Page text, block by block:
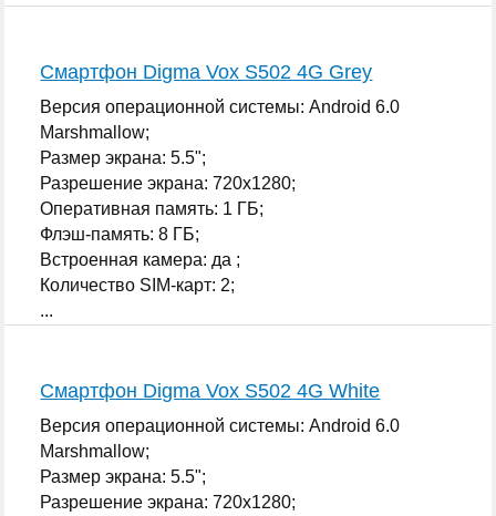
Смартфон Digma Vox S502 4G Grey
Версия операционной системы: Android 6.0
Marshmallow;
Размер экрана: 5.5";
Разрешение экрана: 720x1280;
Оперативная память: 1 ГБ;
Флэш-память: 8 ГБ;
Встроенная камера: да ;
Количество SIM-карт: 2;
...
Смартфон Digma Vox S502 4G White
Версия операционной системы: Android 6.0
Marshmallow;
Размер экрана: 5.5";
Разрешение экрана: 720x1280;